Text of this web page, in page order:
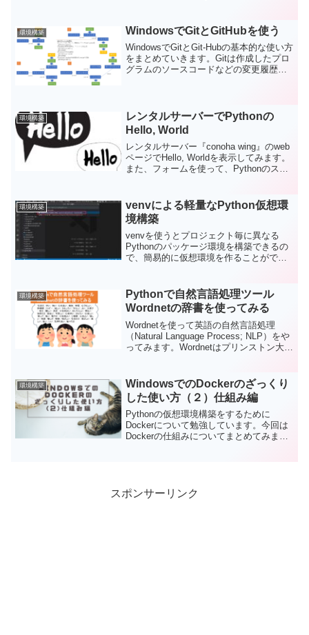
環境構築 WindowsでGitとGitHubを使う
WindowsでGitとGit-Hubの基本的な使い方
をまとめていきます。Gitは作成したプロ
グラムのソースコードなどの変更履歴を
よって、バージョンを管理し、複数人で
の共同作業をやり易くします。一方で、
GitHubはGitHub社が提供する世界有数の
Gitホスティングサービスで、有料の商用
プランの他、無料でのリポジトリ環境が
提供されている。今回は、GitやGitHubの
GitHubを使う場合に役立つコマンドを中
心にまとめました。
環境構築
レンタルサーバーでPythonの
Hello, World
レンタルサーバー『conoha wing』のweb
ページでHello, Worldを表示してみます。
また、フォームを使って、Pythonのスク
構成と.htaccessの準備）、HTMLファイ
ルの準備、Pythonスクリプトの準備、フ
ァイルのパーミッション設定、結果確
認。
環境構築
venvによる軽量なPython仮想環
境構築
venvを使うとプロジェクト毎に異なる
Pythonのパッケージ環境を構築できるの
で、簡易的に仮想環境を作ることができ
する、venvへのライブラリのインストー
ル、仮想空間を削除をしてみます。
環境構築
Pythonで自然言語処理ツール
Wordnetの辞書を使ってみる
Wordnetを使って英語の自然言語処理
（Natural Language Process; NLP）をや
ってみます。Wordnetはプリンストン大学
義語のような関係を上位と下位との関係
性で示した辞書のようなものです。
環境構築
WindowsでのDockerのざっくり
した使い方（２）仕組み編
Pythonの仮想環境構築をするために
Dockerについて勉強しています。今回は
Dockerの仕組みについてまとめてみまし
スポンサーリンク